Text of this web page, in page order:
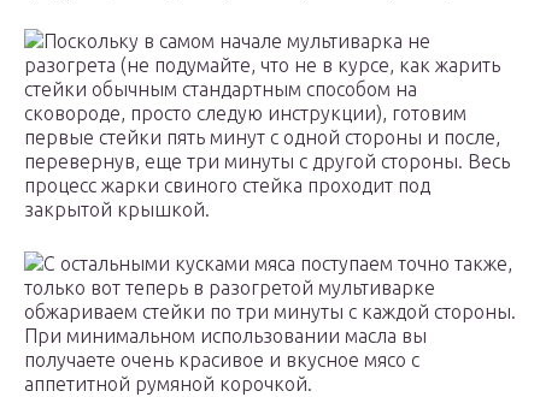
Поскольку в самом начале мультиварка не
разогрета (не подумайте, что не в курсе, как жарить
стейки обычным стандартным способом на
сковороде, просто следую инструкции), готовим
первые стейки пять минут с одной стороны и после,
перевернув, еще три минуты с другой стороны. Весь
процесс жарки свиного стейка проходит под
закрытой крышкой.
С остальными кусками мяса поступаем точно также,
только вот теперь в разогретой мультиварке
обжариваем стейки по три минуты с каждой стороны.
При минимальном использовании масла вы
получаете очень красивое и вкусное мясо с
аппетитной румяной корочкой.